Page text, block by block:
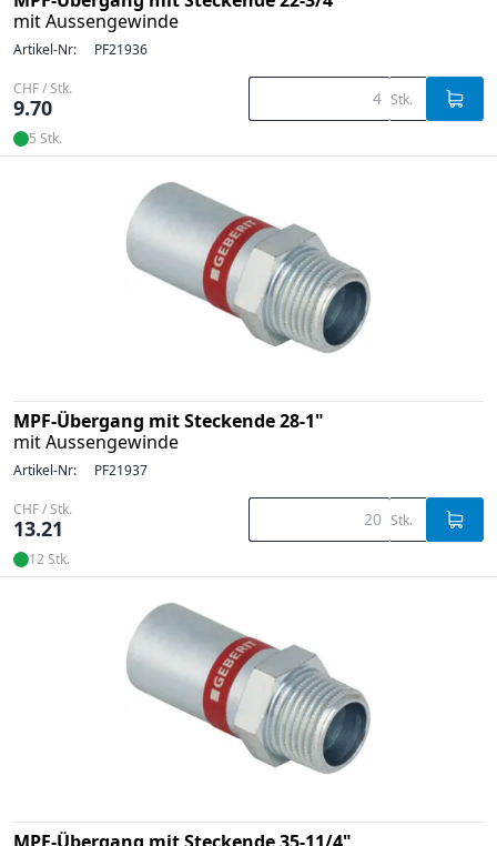
mit Aussengewinde
Artikel-Nr: PF21936
CHF / Stk.
9.70 Stk.
5 Stk.
MPF-Übergang mit Steckende 28-1"
mit Aussengewinde
Artikel-Nr: PF21937
CHF / Stk.
13.21 Stk.
12 Stk.
MPF-Übergang mit Steckende 35-11/4"